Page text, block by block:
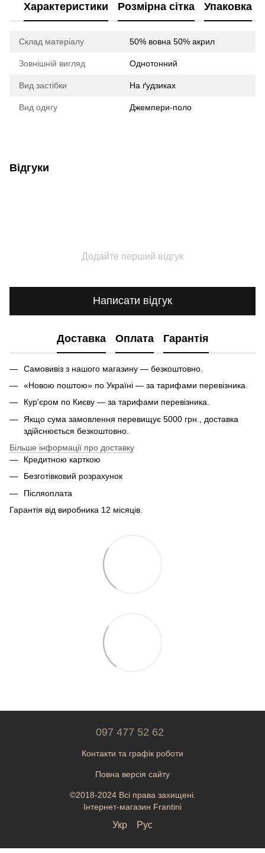
Характеристики Розмірна сітка Упаковка
Склад матеріалу 50% вовна 50% акрил
Зовнішній вигляд Однотонний
Вид застібки На ґудзиках
Вид одягу Джемпери-поло
Відгуки
Додайте перший відгук
Написати відгук
Доставка Оплата Гарантія
Самовивіз з нашого магазину — безкоштовно.
«Новою поштою» по Україні — за тарифами перевізника.
Кур'єром по Києву — за тарифами перевізника.
Якщо сума замовлення перевищує 5000 грн., доставка
здійснюється безкоштовно.
Більше інформації про доставку
Кредитною карткою
Безготівковий розрахунок
Післяоплата
Гарантія від виробника 12 місяців.
097 477 52 62
Контакти та графік роботи
Повна версія сайту
©2018-2024 Всі права захищені.
Інтернет-магазин Frantini
Укр Рус